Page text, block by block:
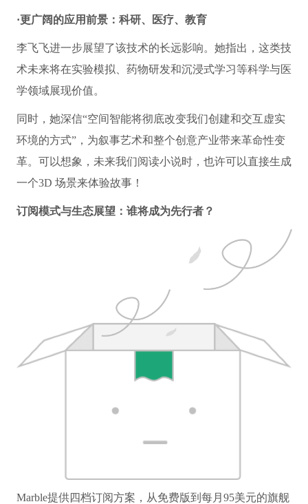
·更广阔的应用前景：科研、医疗、教育
李飞飞进一步展望了该技术的长远影响。她指出，这类技
术未来将在实验模拟、药物研发和沉浸式学习等科学与医
学领域展现价值。
同时，她深信“空间智能将彻底改变我们创建和交互虚实
环境的方式”，为叙事艺术和整个创意产业带来革命性变
革。可以想象，未来我们阅读小说时，也许可以直接生成
一个3D 场景来体验故事！
订阅模式与生态展望：谁将成为先行者？
Marble提供四档订阅方案，从免费版到每月95美元的旗舰